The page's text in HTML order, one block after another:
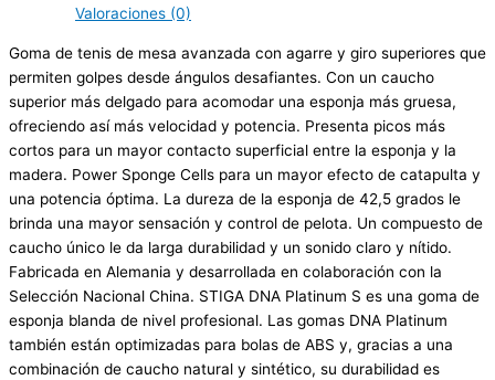
Valoraciones (0)
Goma de tenis de mesa avanzada con agarre y giro superiores que
permiten golpes desde ángulos desafiantes. Con un caucho
superior más delgado para acomodar una esponja más gruesa,
ofreciendo así más velocidad y potencia. Presenta picos más
cortos para un mayor contacto superficial entre la esponja y la
madera. Power Sponge Cells para un mayor efecto de catapulta y
una potencia óptima. La dureza de la esponja de 42,5 grados le
brinda una mayor sensación y control de pelota. Un compuesto de
caucho único le da larga durabilidad y un sonido claro y nítido.
Fabricada en Alemania y desarrollada en colaboración con la
Selección Nacional China. STIGA DNA Platinum S es una goma de
esponja blanda de nivel profesional. Las gomas DNA Platinum
también están optimizadas para bolas de ABS y, gracias a una
combinación de caucho natural y sintético, su durabilidad es